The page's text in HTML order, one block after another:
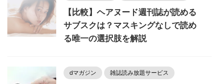
【比較】ヘアヌード週刊誌が読める
サブスクは？マスキングなしで読め
る唯一の選択肢を解説
dマガジン 雑誌読み放題サービス